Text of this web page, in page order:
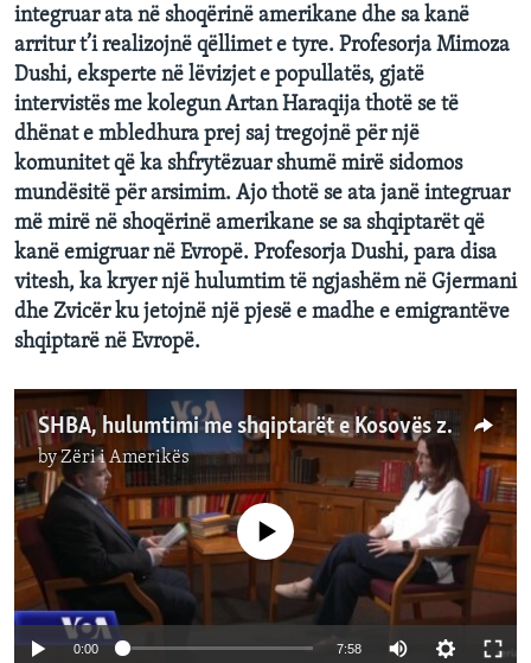
integruar ata në shoqërinë amerikane dhe sa kanë
arritur t’i realizojnë qëllimet e tyre. Profesorja Mimoza
Dushi, eksperte në lëvizjet e popullatës, gjatë
intervistës me kolegun Artan Haraqija thotë se të
dhënat e mbledhura prej saj tregojnë për një
komunitet që ka shfrytëzuar shumë mirë sidomos
mundësitë për arsimim. Ajo thotë se ata janë integruar
më mirë në shoqërinë amerikane se sa shqiptarët që
kanë emigruar në Evropë. Profesorja Dushi, para disa
vitesh, ka kryer një hulumtim të ngjashëm në Gjermani
dhe Zvicër ku jetojnë një pjesë e madhe e emigrantëve
shqiptarë në Evropë.
SHBA, hulumtimi me shqiptarët e Kosovës zbulon qëllimet e emigrimit dhe realizimin e synimeve tyre
byZëri i Amerikës
No media source currently available
0:00 7:58